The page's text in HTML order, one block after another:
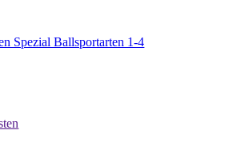
Spezial Ballsportarten 1-4